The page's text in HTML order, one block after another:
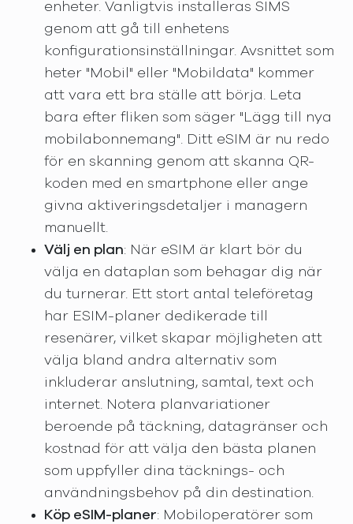
enheter. Vanligtvis installeras SIMS
genom att gå till enhetens
konfigurationsinställningar. Avsnittet som
heter "Mobil" eller "Mobildata" kommer
att vara ett bra ställe att börja. Leta
bara efter fliken som säger "Lägg till nya
mobilabonnemang". Ditt eSIM är nu redo
för en skanning genom att skanna QR-
koden med en smartphone eller ange
givna aktiveringsdetaljer i managern
manuellt.
Välj en plan: När eSIM är klart bör du
välja en dataplan som behagar dig när
du turnerar. Ett stort antal teleföretag
har ESIM-planer dedikerade till
resenärer, vilket skapar möjligheten att
välja bland andra alternativ som
inkluderar anslutning, samtal, text och
internet. Notera planvariationer
beroende på täckning, datagränser och
kostnad för att välja den bästa planen
som uppfyller dina täcknings- och
användningsbehov på din destination.
Köp eSIM-planer: Mobiloperatörer som